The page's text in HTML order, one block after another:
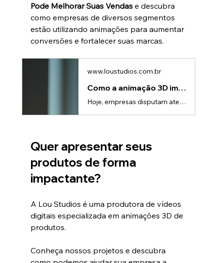
Pode Melhorar Suas Vendas e descubra
como empresas de diversos segmentos
estão utilizando animações para aumentar
conversões e fortalecer suas marcas.
www.loustudios.com.br
Como a animação 3D impulsiona leads e vendas | Lou Studios
Hoje, empresas disputam atenção o tempo inteiro.Seja em redes sociais, feiras, apresentações comerciais ou campanhas digitais, o público recebe centenas de estímulos diariamente.E nesse cenário, conteúdos comuns acabam passando despercebidos.É justamente por isso que animações 3D vêm se tornando uma das ferramentas mais poderosas para empresas que desejam: • Atrair mais atenção • Gerar mais leads • Aumentar percepção de valor • Explicar produtos complexos • Melhorar conversão de vendasMais do qu
Quer apresentar seus
produtos de forma
impactante?
A Lou Studios é uma produtora de vídeos
digitais especializada em animações 3D de
produtos.
Conheça nossos projetos e descubra